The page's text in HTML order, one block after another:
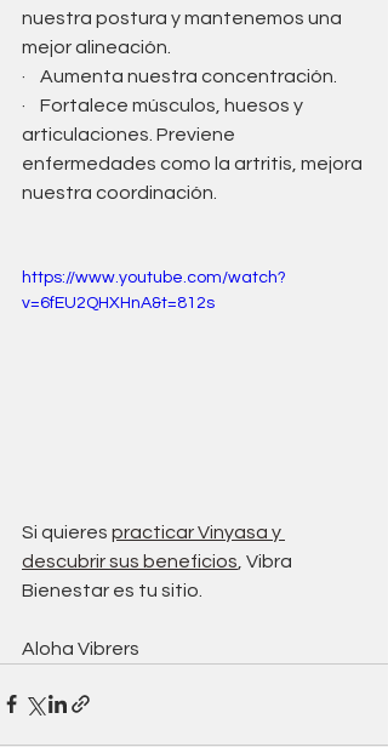
nuestra postura y mantenemos una
mejor alineación.
·    Aumenta nuestra concentración.
·    Fortalece músculos, huesos y
articulaciones. Previene
enfermedades como la artritis, mejora
nuestra coordinación.
https://www.youtube.com/watch?
v=6fEU2QHXHnA&t=812s
Si quieres practicar Vinyasa y
descubrir sus beneficios , Vibra
Bienestar es tu sitio.
Aloha Vibrers